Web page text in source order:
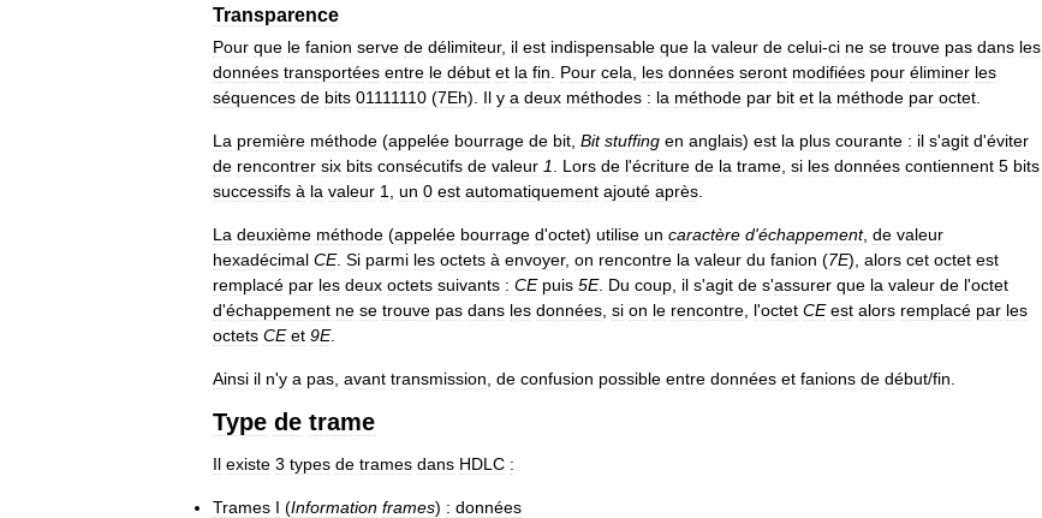
Transparence
Pour que le fanion serve de délimiteur, il est indispensable que la valeur de celui-ci ne se trouve pas dans les
données transportées entre le début et la fin Pour cela les données seront modifiées pour éliminer les
séquences de bits 01111110 (7Eh). Il y a deux méthodes : la méthode par bit et la méthode par octet
La première méthode (appelée bourrage de bit Bit stuffing en anglais) est la plus courante : il s'agit d'éviter
de rencontrer six bits consécutifs de valeur 1 Lors de l'écriture de la trame si les données contiennent 5 bits
successifs à la valeur 1 un 0 est automatiquement ajouté après
La deuxième méthode (appelée bourrage d'octet) utilise un caractère d'échappement, de valeur
hexadécimal CE. Si parmi les octets à envoyer, on rencontre la valeur du fanion (7E), alors cet octet est
remplacé par les deux octets suivants : CE puis 5E. Du coup il s'agit de s'assurer que la valeur de l'octet
d'échappement ne se trouve pas dans les données si on le rencontre l'octet CE est alors remplacé par les
octets CE et 9E.
Ainsi il n'y a pas avant transmission de confusion possible entre données et fanions de début/fin
Type de trame
Il existe 3 types de trames dans HDLC :
Trames I (Information frames) : données